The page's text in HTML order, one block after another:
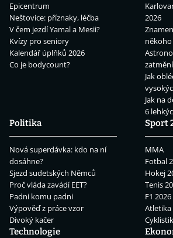
Epicentrum
Neštovice: příznaky, léčba
V čem jezdí Yamal a Mesii?
Kvízy pro seniory
Kalendář úplňků 2026
Co je bodycount?
2026
Jak
Jak na
6
Politika
Nová superdávka: kdo na ní
dosáhne?
Sjezd sudetských Němců
Proč vláda zavádí EET?
Padni komu padni
Výpověď z práce vzor
Divoký kačer
Sport
MMA
Fotbal
Hokej
Tenis
F1 2026
Atletika
Technologie